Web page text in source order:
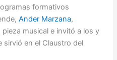
formativos
Ander Marzana,
musical e invitó a los y
sirvió en el Claustro del